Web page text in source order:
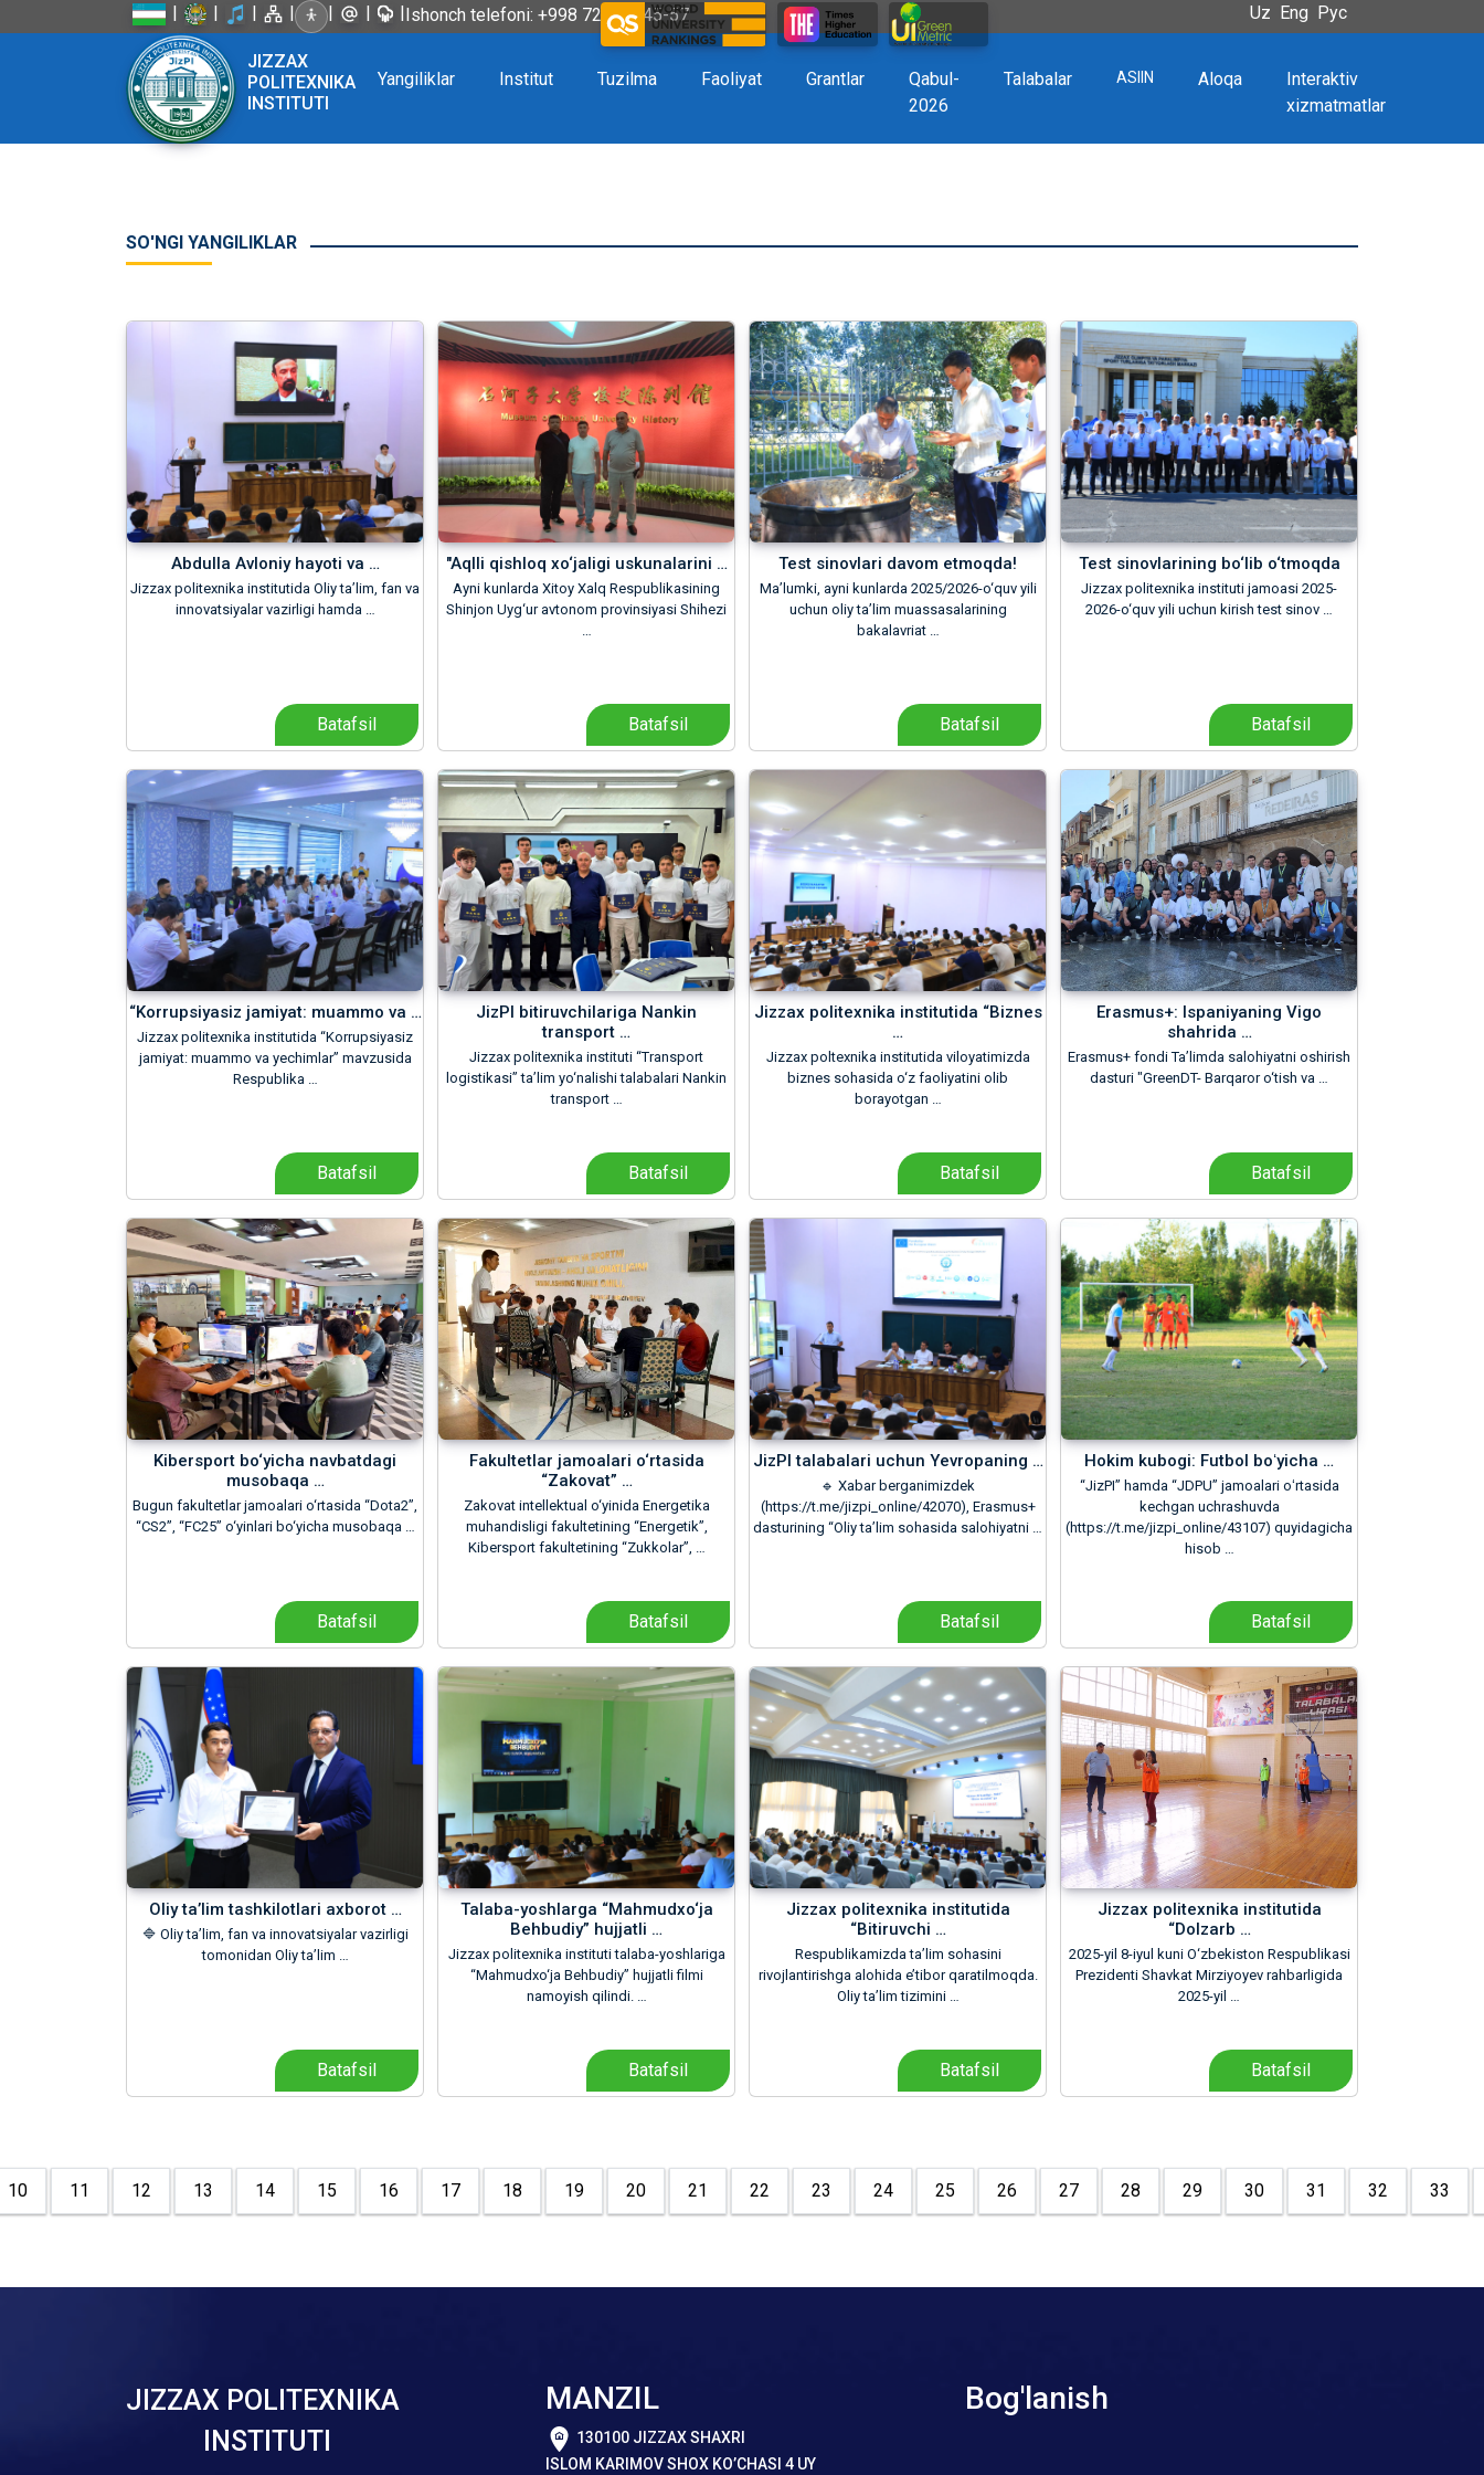
| | | | | | |Ishonch telefoni: +998 72 226-45-57 Uz Eng Рус
JIZZAX
POLITEXNIKA
INSTITUTI
Yangiliklar Institut Tuzilma Faoliyat Grantlar
Qabul-
2026
Talabalar ASIIN Aloqa
Interaktiv
xizmatmatlar
SO'NGI YANGILIKLAR
Abdulla Avloniy hayoti va …
Jizzax politexnika institutida Oliy ta’lim, fan va
innovatsiyalar vazirligi hamda …
Batafsil
"Aql­li qishloq xo‘jaligi uskunalarini …
Ayni kunlarda Xitoy Xalq Respublikasining
Shinjon Uyg‘ur avtonom provinsiyasi Shihezi
…
Batafsil
Test sinovlari davom etmoqda!
Ma’lumki, ayni kunlarda 2025/2026-o‘quv yili
uchun oliy ta’lim muassasalarining
bakalavriat …
Batafsil
Test sinovlarining bo‘lib o‘tmoqda
Jizzax politexnika instituti jamoasi 2025-
2026-o‘quv yili uchun kirish test sinov …
Batafsil
“Korrupsiyasiz jamiyat: muammo va …
Jizzax politexnika institutida “Korrupsiyasiz
jamiyat: muammo va yechimlar” mavzusida
Respublika …
Batafsil
JizPI bitiruvchilariga Nankin
transport …
Jizzax politexnika instituti “Transport
logistikasi” ta’lim yo‘nalishi talabalari Nankin
transport …
Batafsil
Jizzax politexnika institutida “Biznes
…
Jizzax poltexnika institutida viloyatimizda
biznes sohasida o‘z faoliyatini olib
borayotgan …
Batafsil
Erasmus+: Ispaniyaning Vigo
shahrida …
Erasmus+ fondi Ta’limda salohiyatni oshirish
dasturi "GreenDT- Barqaror o‘tish va …
Batafsil
Kibersport bo‘yicha navbatdagi
musobaqa …
Bugun fakultetlar jamoalari o‘rtasida “Dota2”,
“CS2”, “FC25” o‘yinlari bo‘yicha musobaqa …
Batafsil
Fakultetlar jamoalari o‘rtasida
“Zakovat” …
Zakovat intellektual o‘yinida Energetika
muhandisligi fakultetining “Energetik”,
Kibersport fakultetining “Zukkolar”, …
Batafsil
JizPI talabalari uchun Yevropaning …
🔹 Xabar berganimizdek
(https://t.me/jizpi_online/42070), Erasmus+
dasturining “Oliy ta’lim sohasida salohiyatni …
Batafsil
Hokim kubogi: Futbol boʻyicha …
“JizPI” hamda “JDPU” jamoalari oʻrtasida
kechgan uchrashuvda
(https://t.me/jizpi_online/43107) quyidagicha
hisob …
Batafsil
Oliy taʼlim tashkilotlari axborot …
🔷 Oliy taʼlim, fan va innovatsiyalar vazirligi
tomonidan Oliy taʼlim …
Batafsil
Talaba-yoshlarga “Mahmudxo‘ja
Behbudiy” hujjatli …
Jizzax politexnika instituti talaba-yoshlariga
“Mahmudxo‘ja Behbudiy” hujjatli filmi
namoyish qilindi. …
Batafsil
Jizzax politexnika institutida
“Bitiruvchi …
Respublikamizda ta’lim sohasini
rivojlantirishga alohida e’tibor qaratilmoqda.
Oliy ta’lim tizimini …
Batafsil
Jizzax politexnika institutida
“Dolzarb …
2025-yil 8-iyul kuni O‘zbekiston Respublikasi
Prezidenti Shavkat Mirziyoyev rahbarligida
2025-yil …
Batafsil
10 11 12 13 14 15 16 17 18 19 20 21 22 23 24 25 26 27 28 29 30 31 32 33
JIZZAX POLITEXNIKA
INSTITUTI
MANZIL
130100 JIZZAX SHAXRI
ISLOM KARIMOV SHOX KO’CHASI 4 UY
Bog'lanish